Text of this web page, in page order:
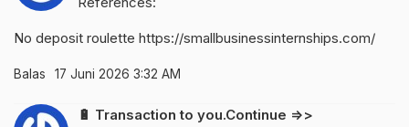
No deposit roulette https://smallbusinessinternships.com/
Balas 17 Juni 2026 3:32 AM
🔋 Transaction to you.Continue =>>